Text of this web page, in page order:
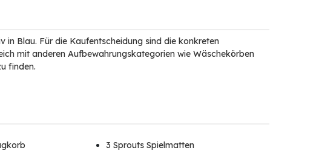
in Blau. Für die Kaufentscheidung sind die konkreten
mit anderen Aufbewahrungskategorien wie Wäschekörben
finden.
3 Sprouts Spielmatten